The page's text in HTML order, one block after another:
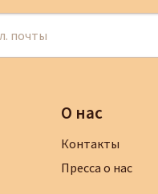
О нас
Контакты
Пресса о нас